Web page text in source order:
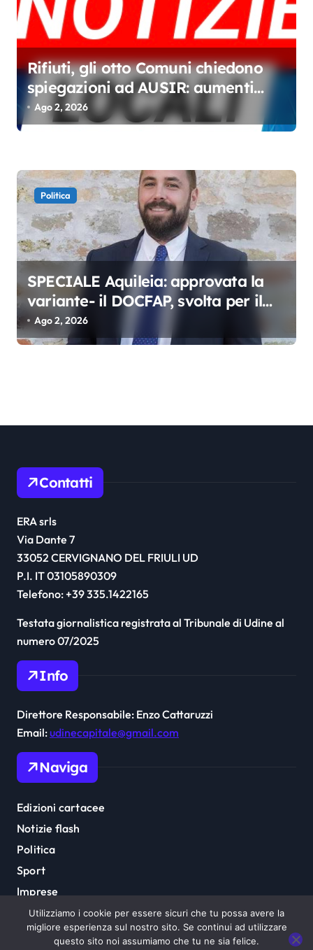
Rifiuti, gli otto Comuni chiedono
spiegazioni ad AUSIR: aumenti
senza miglioramenti
Ago 2, 2026
Politica
SPECIALE Aquileia: approvata la
variante- il DOCFAP, svolta per il
futuro della città
Ago 2, 2026
Contatti
ERA srls
Via Dante 7
33052 CERVIGNANO DEL FRIULI UD
P.I. IT 03105890309
Telefono: +39 335.1422165
Testata giornalistica registrata al Tribunale di Udine al
numero 07/2025
Info
Direttore Responsabile: Enzo Cattaruzzi
Email:udinecapitale@gmail.com
Naviga
Edizioni cartacee
Notizie flash
Politica
Sport
Imprese
Cultura
Utilizziamo i cookie per essere sicuri che tu possa avere la
migliore esperienza sul nostro sito. Se continui ad utilizzare
questo sito noi assumiamo che tu ne sia felice.